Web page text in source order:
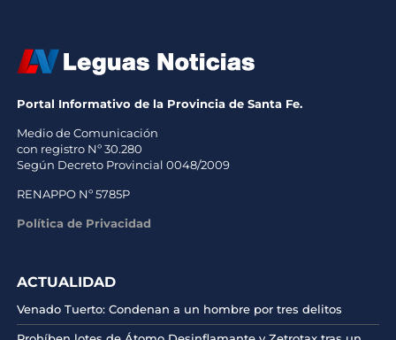
Portal Informativo de la Provincia de Santa Fe.
Medio de Comunicación
con registro Nº 30.280
Según Decreto Provincial 0048/2009
RENAPPO Nº 5785P
Política de Privacidad
ACTUALIDAD
Venado Tuerto: Condenan a un hombre por tres delitos